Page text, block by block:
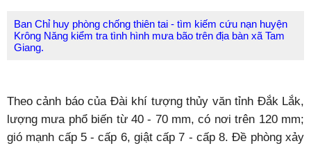
Ban Chỉ huy phòng chống thiên tai - tìm kiếm cứu nạn huyện
Krông Năng kiểm tra tình hình mưa bão trên địa bàn xã Tam
Giang.
Theo cảnh báo của Đài khí tượng thủy văn tỉnh Đắk Lắk,
lượng mưa phổ biến từ 40 - 70 mm, có nơi trên 120 mm;
gió mạnh cấp 5 - cấp 6, giật cấp 7 - cấp 8. Đề phòng xảy